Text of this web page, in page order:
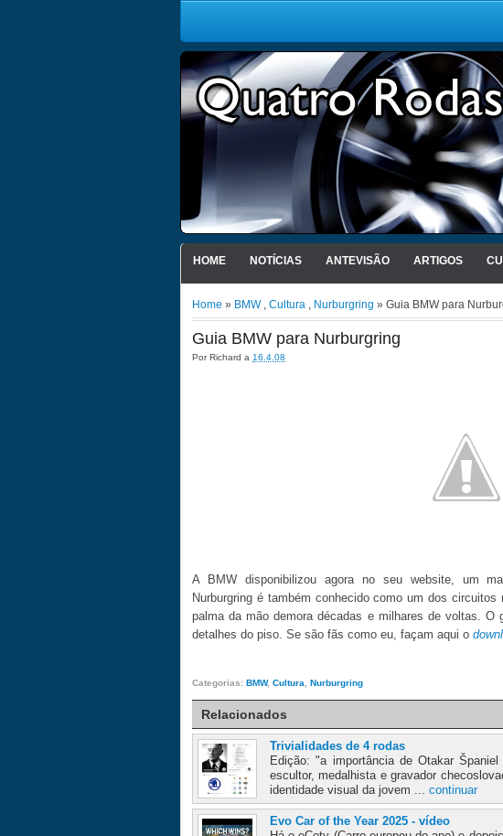
HOME NOTÍCIAS ANTEVISÃO ARTIGOS
Home » BMW, Cultura , Nurburgring » Guia BMW para
Guia BMW para Nurburgring
PorRichard a 16.4.08
A BMW disponibilizou agora no seu website, um
Nurburgring é também conhecido como um dos
palma da mão demora décadas e milhares de voltas.
detalhes do piso. Se são fãs como eu, façam aqui o
Categorias: BMW, Cultura Nurburgring
Relacionados
Trivialidades de 4 rodas
Edição: "a importância de Otakar
escultor, medalhista e gravador
identidade visual da jovem ... continuar
Evo Car of the Year 2025 - vídeo